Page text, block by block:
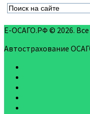
Е-ОСАГО.РФ © 2026.
Автострахование